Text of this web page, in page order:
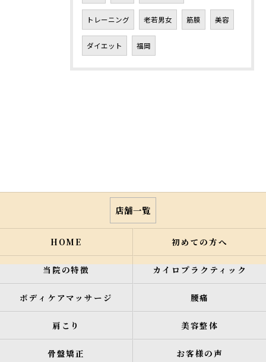
トレーニング 老若男女 筋膜 美容
ダイエット 福岡
店舗一覧
HOME 初めての方へ
当院の特徴 カイロプラクティック
ボディケアマッサージ 腰痛
肩こり 美容整体
骨盤矯正 お客様の声